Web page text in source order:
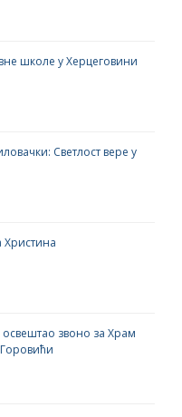
школе у Херцеговини
Светлост вере у
Христина
звоно за Храм
Горовићи